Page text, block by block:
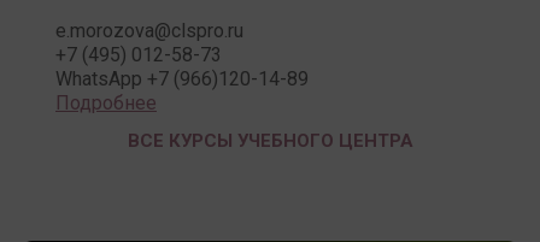
e.morozova@clspro.ru
+7 (495) 012-58-73
WhatsApp +7 (966)120-14-89
Подробнее
ВСЕ КУРСЫ УЧЕБНОГО ЦЕНТРА